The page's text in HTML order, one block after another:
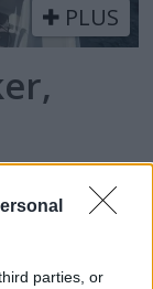
parties, or
PLUS